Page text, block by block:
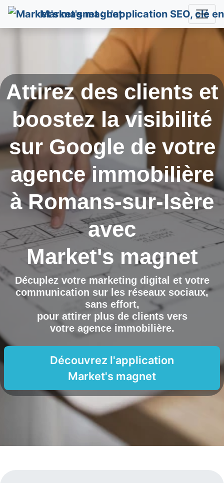
Market's magnet
Attirez des clients et
boostez la visibilité
sur Google de votre
agence immobilière
àRomans-sur-Isère
avec
Market's magnet
Décuplez votre marketing digital et votre
communication sur les réseaux sociaux,
sans effort,
pour attirer plus de clients vers
votre agence immobilière.
Découvrez l'application
Market's magnet